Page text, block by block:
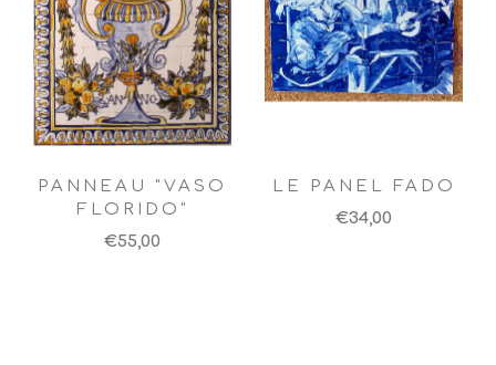
PANNEAU "VASO
FLORIDO"
€55,00
LE PANEL FADO
€34,00